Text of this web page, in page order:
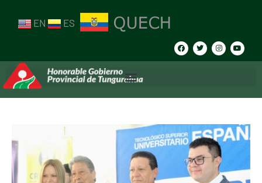
EN ES